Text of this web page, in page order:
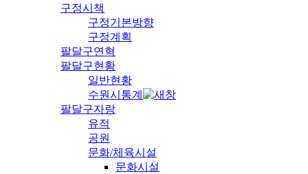
구정시책
구정기본방향
구정계획
팔달구연혁
팔달구현황
일반현황
수원시통계
팔달구자랑
유적
공원
문화/체육시설
문화시설